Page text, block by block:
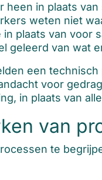
heen in plaats van
weten niet
plaats van voor
geleerd van wat
een
voor
in plaats van
van
te